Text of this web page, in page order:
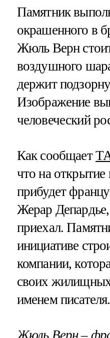
Памятник
окрашенного в
Жюль Верн
воздушного
держит
Изображение
человеческий
Как сообщает
что на
прибудет
Жерар
приехал.
инициативе
компании,
своих
именем писателя.